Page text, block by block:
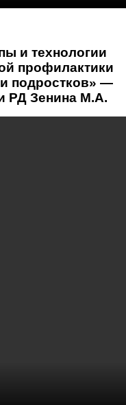
и технологии
профилактики
подростков» —
РД Зенина М.А.